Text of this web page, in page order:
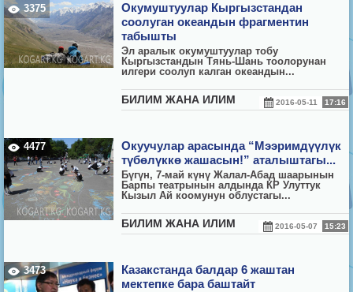
3375
Окумуштуулар Кыргызстандан
соолуган океандын фрагментин
табышты
Эл аралык окумуштуулар тобу
Кыргызстандын Тянь-Шань тоолорунан
илгери соолуп калган океандын...
БИЛИМ ЖАНА ИЛИМ 2016-05-11 17:16
4477
Окуучулар арасында “Мээримдүүлүк
түбөлүккө жашасын!” аталыштагы...
Бүгүн, 7-май күнү Жалал-Абад шаарынын
Барпы театрынын алдында КР Улуттук
Кызыл Ай коомунун облустагы...
БИЛИМ ЖАНА ИЛИМ 2016-05-07 15:23
3473
Казакстанда балдар 6 жаштан
мектепке бара баштайт